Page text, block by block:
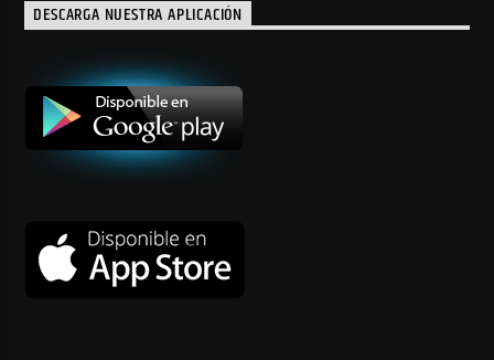
DESCARGA NUESTRA APLICACIÓN